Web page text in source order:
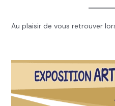
Au plaisir de vous retrouver